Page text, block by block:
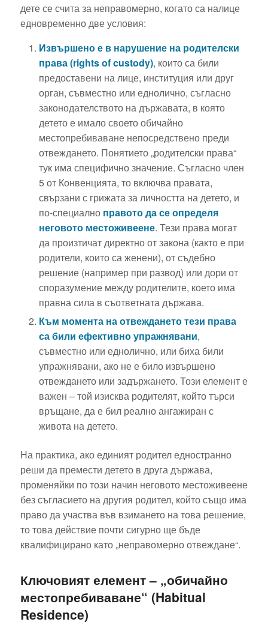
дете се счита за неправомерно, когато са налице
едновременно две условия:
Извършено е в нарушение на родителски
права (rights of custody), които са били
предоставени на лице, институция или друг
орган, съвместно или еднолично, съгласно
законодателството на държавата, в която
детето е имало своето обичайно
местопребиваване непосредствено преди
отвеждането. Понятието „родителски права“
тук има специфично значение. Съгласно член
5 от Конвенцията, то включва правата,
свързани с грижата за личността на детето, и
по-специално правото да се определя
неговото местоживеене. Тези права могат
да произтичат директно от закона (както е при
родители, които са женени), от съдебно
решение (например при развод) или дори от
споразумение между родителите, което има
правна сила в съответната държава.
Към момента на отвеждането тези права
са били ефективно упражнявани,
съвместно или еднолично, или биха били
упражнявани, ако не е било извършено
отвеждането или задържането. Този елемент е
важен – той изисква родителят, който търси
връщане, да е бил реално ангажиран с
живота на детето.
На практика, ако единият родител едностранно
реши да премести детето в друга държава,
променяйки по този начин неговото местоживеене
без съгласието на другия родител, който също има
право да участва във взимането на това решение,
то това действие почти сигурно ще бъде
квалифицирано като „неправомерно отвеждане“.
Ключовият елемент – „обичайно
местопребиваване“ (Habitual
Residence)